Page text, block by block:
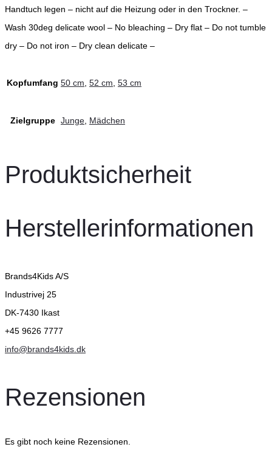
Handtuch legen – nicht auf die Heizung oder in den Trockner. –
Wash 30deg delicate wool – No bleaching – Dry flat – Do not tumble
dry – Do not iron – Dry clean delicate –
Kopfumfang 50 cm, 52 cm, 53 cm
Zielgruppe Junge, Mädchen
Produktsicherheit
Herstellerinformationen
Brands4Kids A/S
Industrivej 25
DK-7430 Ikast
+45 9626 7777
info@brands4kids.dk
Rezensionen
Es gibt noch keine Rezensionen.